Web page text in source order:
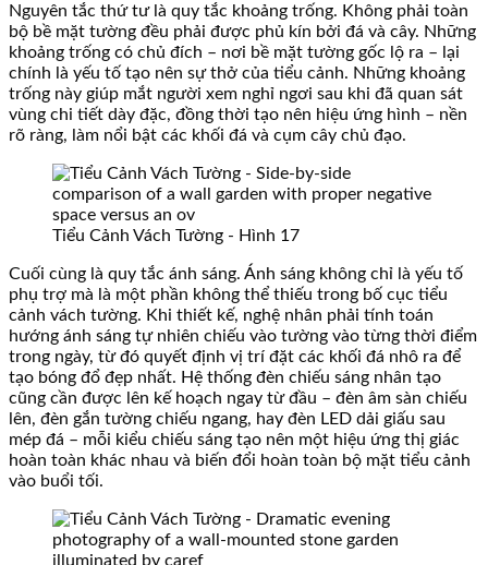
Nguyên tắc thứ tư là quy tắc khoảng trống. Không phải toàn
bộ bề mặt tường đều phải được phủ kín bởi đá và cây. Những
khoảng trống có chủ đích – nơi bề mặt tường gốc lộ ra – lại
chính là yếu tố tạo nên sự thở của tiểu cảnh. Những khoảng
trống này giúp mắt người xem nghỉ ngơi sau khi đã quan sát
vùng chi tiết dày đặc, đồng thời tạo nên hiệu ứng hình – nền
rõ ràng, làm nổi bật các khối đá và cụm cây chủ đạo.
Tiểu Cảnh Vách Tường - Hình 17
Cuối cùng là quy tắc ánh sáng. Ánh sáng không chỉ là yếu tố
phụ trợ mà là một phần không thể thiếu trong bố cục tiểu
cảnh vách tường. Khi thiết kế, nghệ nhân phải tính toán
hướng ánh sáng tự nhiên chiếu vào tường vào từng thời điểm
trong ngày, từ đó quyết định vị trí đặt các khối đá nhô ra để
tạo bóng đổ đẹp nhất. Hệ thống đèn chiếu sáng nhân tạo
cũng cần được lên kế hoạch ngay từ đầu – đèn âm sàn chiếu
lên, đèn gắn tường chiếu ngang, hay đèn LED dải giấu sau
mép đá – mỗi kiểu chiếu sáng tạo nên một hiệu ứng thị giác
hoàn toàn khác nhau và biến đổi hoàn toàn bộ mặt tiểu cảnh
vào buổi tối.